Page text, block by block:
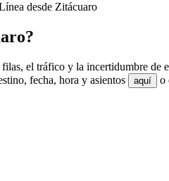
desde Zitácuaro
el tráfico y la incertidumbre de
fecha, hora y asientos
aquí
o